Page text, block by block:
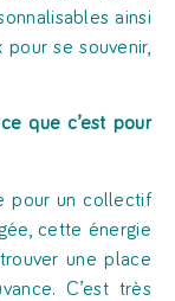
ainsi
pour se souvenir,
que c’est pour
pour un collectif
cette énergie
une place
C’est très